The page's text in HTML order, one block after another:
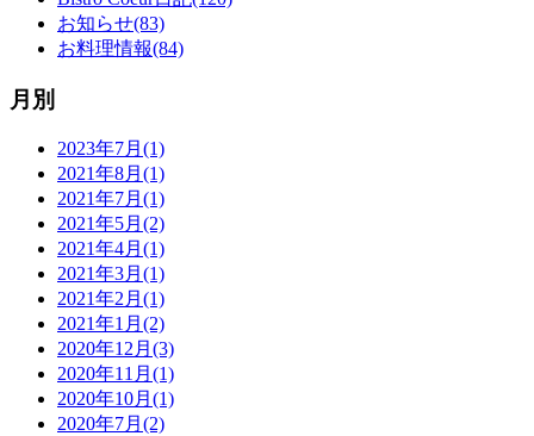
お知らせ(83)
お料理情報(84)
月別
2023年7月(1)
2021年8月(1)
2021年7月(1)
2021年5月(2)
2021年4月(1)
2021年3月(1)
2021年2月(1)
2021年1月(2)
2020年12月(3)
2020年11月(1)
2020年10月(1)
2020年7月(2)